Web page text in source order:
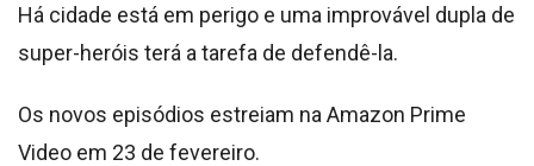
Há cidade está em perigo e uma improvável dupla de
super-heróis terá a tarefa de defendê-la.
Os novos episódios estreiam na Amazon Prime
Video em 23 de fevereiro.